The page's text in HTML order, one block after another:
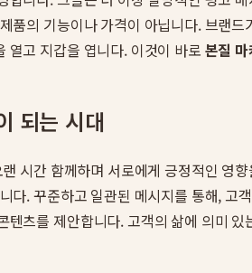
품의 기능이나 가격이 아닙니다. 브랜
열고 지갑을 엽니다. 이것이 바로 본질 마
되는 시대
시간 함께하며 서로에게 긍정적인 영
다. 꾸준하고 일관된 메시지를 통해,
텐츠를 제안합니다. 고객의 삶에 의미